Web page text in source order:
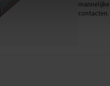
contacten.